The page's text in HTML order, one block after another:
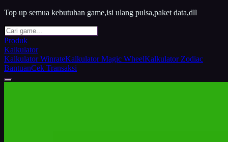
Top up semua kebutuhan game,isi ulang pulsa,paket data,dll
Produk
Kalkulator
Kalkulator WinrateKalkulator Magic WheelKalkulator Zodiac
BantuanCek Transaksi